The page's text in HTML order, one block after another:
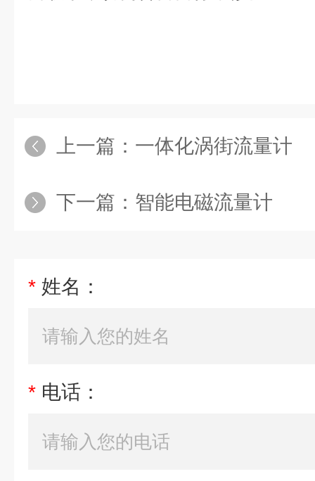
上一篇： 一体化涡街流量计
下一篇： 智能电磁流量计
* 姓名：
* 电话：